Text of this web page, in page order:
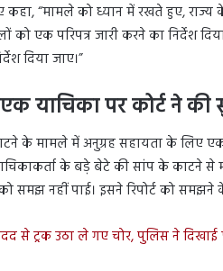
“मामले को ध्यान में रखते हुए,
को एक परिपत्र जारी करने का निर्देश
दिया जाए।”
एक याचिका पर कोर्ट ने की
के मामले में अनुग्रह सहायता के लिए एक
के बड़े बेटे की सांप के काटने
को समझ नहीं पाई। इसने रिपोर्ट को
से ट्रक उठा ले गए चोर, पुलिस ने दिखाई